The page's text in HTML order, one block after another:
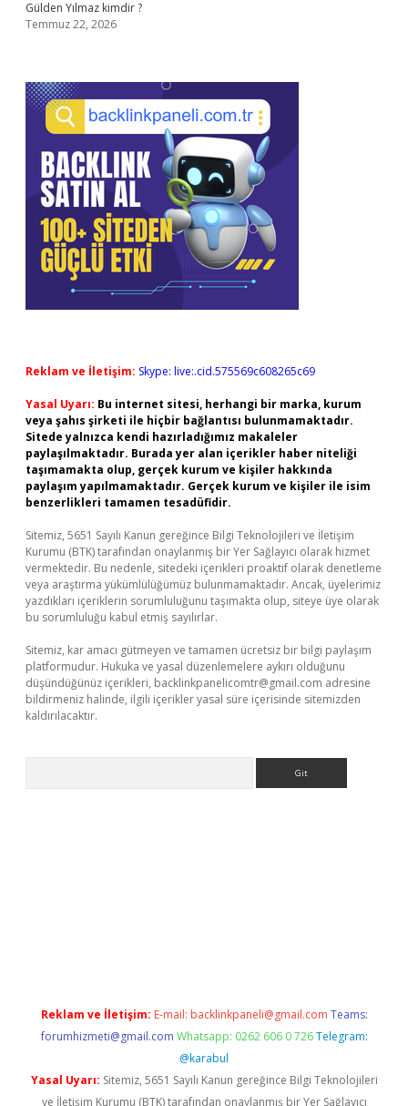
Gülden Yılmaz kimdir ?
Temmuz 22, 2026
Reklam ve İletişim: Skype: live:.cid.575569c608265c69
Yasal Uyarı: Bu internet sitesi, herhangi bir marka, kurum
veya şahıs şirketi ile hiçbir bağlantısı bulunmamaktadır.
Sitede yalnızca kendi hazırladığımız makaleler
paylaşılmaktadır. Burada yer alan içerikler haber niteliği
taşımamakta olup, gerçek kurum ve kişiler hakkında
paylaşım yapılmamaktadır. Gerçek kurum ve kişiler ile isim
benzerlikleri tamamen tesadüfidir.
Sitemiz, 5651 Sayılı Kanun gereğince Bilgi Teknolojileri ve İletişim
Kurumu (BTK) tarafından onaylanmış bir Yer Sağlayıcı olarak hizmet
vermektedir. Bu nedenle, sitedeki içerikleri proaktif olarak denetleme
veya araştırma yükümlülüğümüz bulunmamaktadır. Ancak, üyelerimiz
yazdıkları içeriklerin sorumluluğunu taşımakta olup, siteye üye olarak
bu sorumluluğu kabul etmiş sayılırlar.
Sitemiz, kar amacı gütmeyen ve tamamen ücretsiz bir bilgi paylaşım
platformudur. Hukuka ve yasal düzenlemelere aykırı olduğunu
düşündüğünüz içerikleri, backlinkpanelicomtr@gmail.com adresine
bildirmeniz halinde, ilgili içerikler yasal süre içerisinde sitemizden
kaldırılacaktır.
Reklam ve İletişim: E-mail: backlinkpaneli@gmail.com Teams:
forumhizmeti@gmail.com Whatsapp: 0262 606 0 726 Telegram:
@karabul
Yasal Uyarı: Sitemiz, 5651 Sayılı Kanun gereğince Bilgi Teknolojileri
ve İletişim Kurumu (BTK) tarafından onaylanmış bir Yer Sağlayıcı